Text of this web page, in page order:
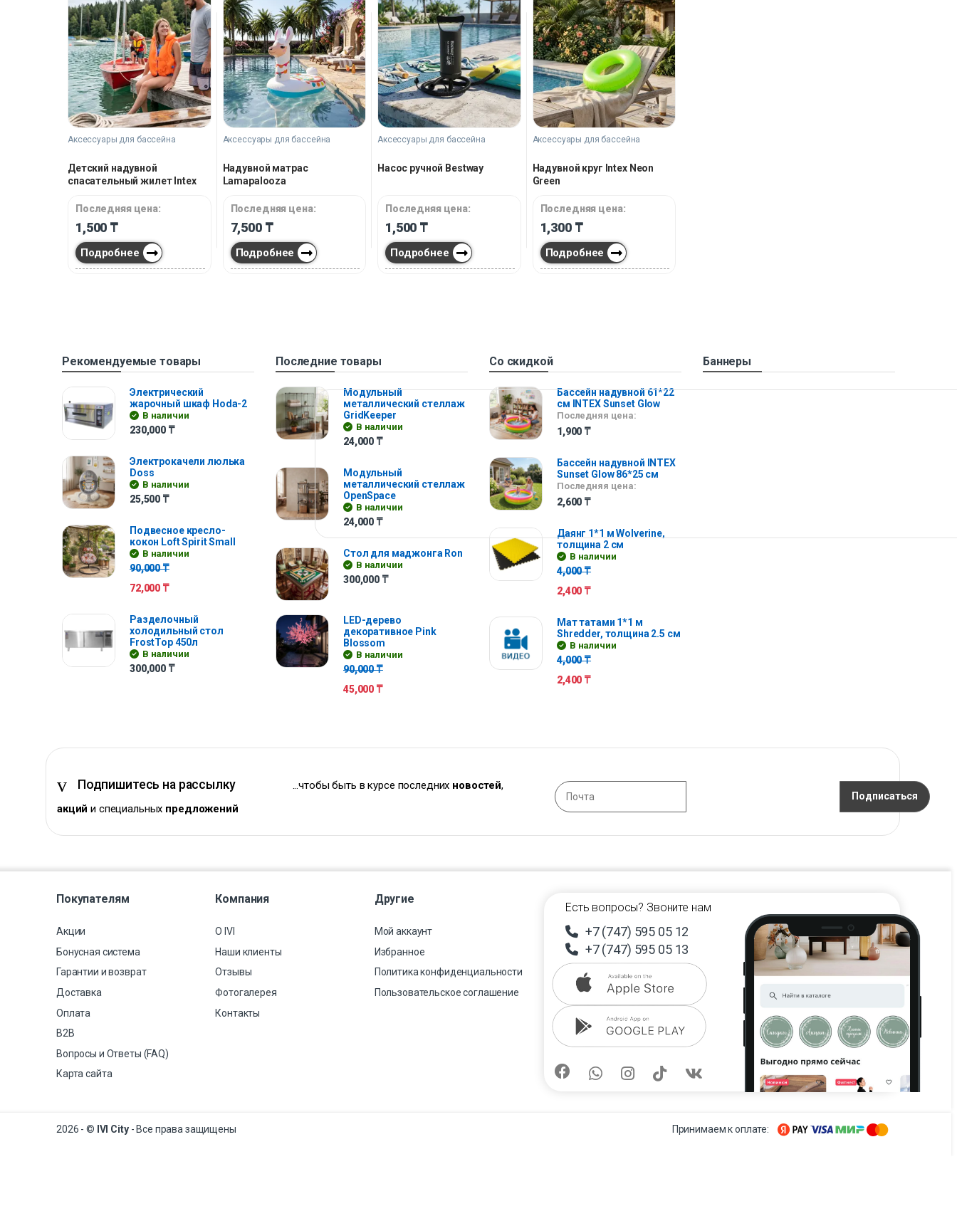
Аксессуары для бассейна
Детский надувной
спасательный жилет Intex
Последняя цена:
1,500 ₸
Подробнее
Аксессуары для бассейна
Надувной матрас
Lamapalooza
Последняя цена:
7,500 ₸
Подробнее
Аксессуары для бассейна
Насос ручной Bestway
Последняя цена:
1,500 ₸
Подробнее
Аксессуары для бассейна
Надувной круг Intex Neon
Green
Последняя цена:
1,300 ₸
Подробнее
Рекомендуемые товары
Электрический
жарочный шкаф Hoda-2
В наличии
230,000 ₸
Электрокачели люлька
Doss
В наличии
25,500 ₸
Подвесное кресло-
кокон Loft Spirit Small
В наличии
90,000₸
72,000 ₸
Разделочный
холодильный стол
FrostTop 450л
В наличии
300,000 ₸
Последние товары
Модульный
металлический стеллаж
GridKeeper
В наличии
24,000 ₸
Модульный
металлический стеллаж
OpenSpace
В наличии
24,000 ₸
Стол для маджонга Ron
В наличии
300,000 ₸
LED-дерево
декоративное Pink
Blossom
В наличии
90,000₸
45,000 ₸
Со скидкой
Бассейн надувной 61*22
см INTEX Sunset Glow
Последняя цена:
1,900 ₸
Бассейн надувной INTEX
Sunset Glow 86*25 см
Последняя цена:
2,600 ₸
Даянг 1*1 м Wolverine,
толщина 2 см
В наличии
4,000₸
2,400 ₸
Мат татами 1*1 м
Shredder, толщина 2.5 см
В наличии
4,000₸
2,400 ₸
Баннеры
Подпишитесь на рассылку ...чтобы быть в курсе последних новостей,
акций и специальных предложений
Подписаться
Покупателям
Акции
Бонусная система
Гарантии и возврат
Доставка
Оплата
B2B
Вопросы и Ответы (FAQ)
Карта сайта
Компания
О IVI
Наши клиенты
Отзывы
Фотогалерея
Контакты
Другие
Мой аккаунт
Избранное
Политика конфиденциальности
Пользовательское соглашение
Есть вопросы? Звоните нам
+7 (747) 595 05 12
+7 (747) 595 05 13
2026 - © IVI City- Все права защищены Принимаем к оплате: